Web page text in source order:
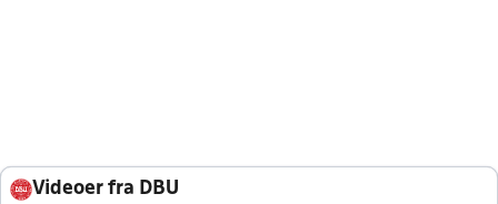
Videoer fra DBU